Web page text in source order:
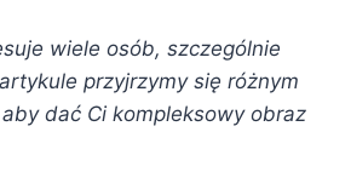
wiele osób, szczególnie
przyjrzymy się różnym
dać Ci kompleksowy obraz